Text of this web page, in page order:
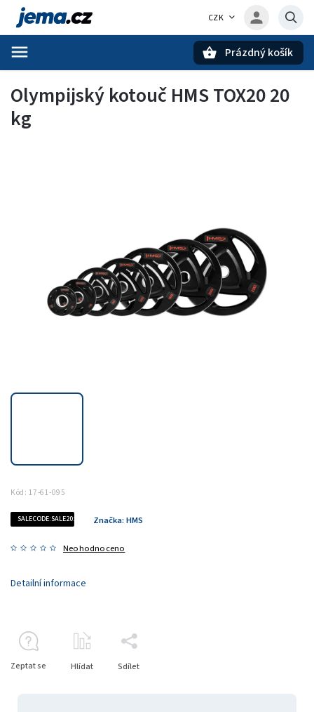
CZK
Prázdný košík
Olympijský kotouč HMS TOX20 20
kg
Kód: 17-61-095
SALECODE:SALE20:20:%
Neohodnoceno
Značka: HMS
Detailní informace
Zeptat se Hlídat Sdílet